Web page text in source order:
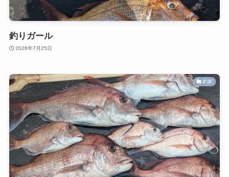
釣りガール
2026年7月25日
釣果